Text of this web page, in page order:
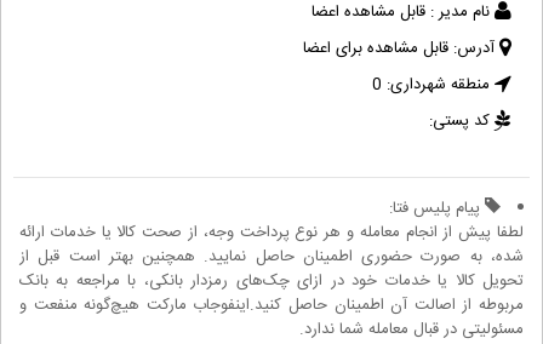
نام مدیر : قابل مشاهده اعضا
آدرس: قابل مشاهده برای اعضا
منطقه شهرداری: 0
کد پستی:
پیام پلیس فتا:
لطفا پیش از انجام معامله و هر نوع پرداخت وجه، از صحت کالا یا خدمات ارائه
شده، به صورت حضوری اطمینان حاصل نمایید. همچنین بهتر است قبل از
تحویل کالا یا خدمات خود در ازای چک‌های رمزدار بانکی، با مراجعه به بانک
مربوطه از اصالت آن اطمینان حاصل کنید.اینفوجاب مارکت هیچ‌گونه منفعت و
مسئولیتی در قبال معامله شما ندارد.